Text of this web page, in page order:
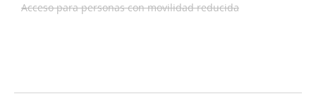
Acceso para personas con movilidad reducida